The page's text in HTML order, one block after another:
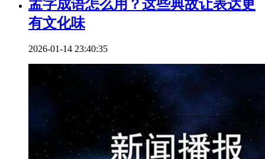
孟字成语怎么用？这些典故让表达更
有文化味
2026-01-14 23:40:35